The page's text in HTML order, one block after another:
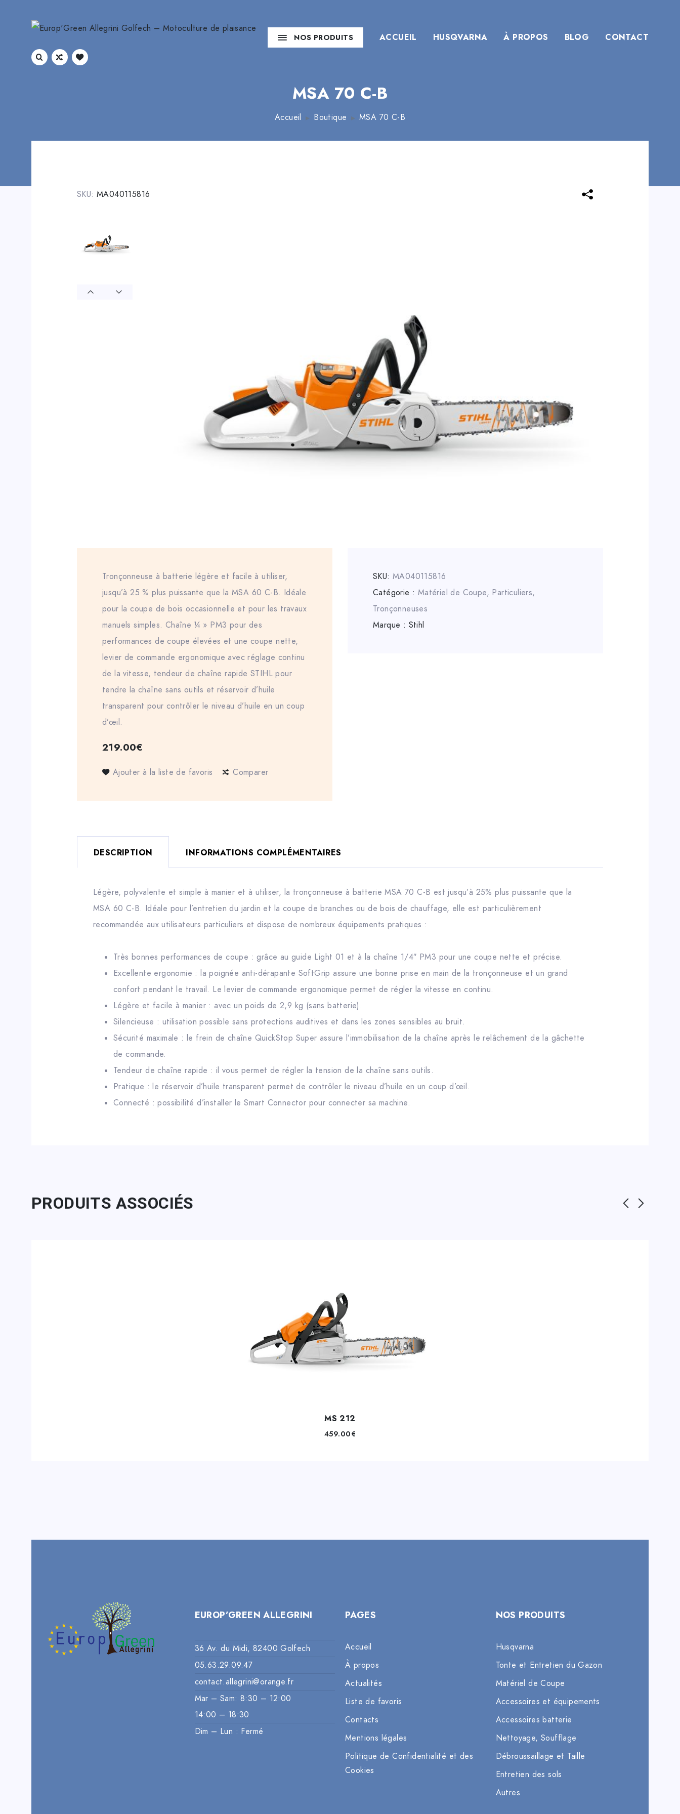
NOS PRODUITS ACCUEIL HUSQVARNA À PROPOS BLOG CONTACT
MSA 70 C-B
Accueil Boutique MSA 70 C-B
SKU: MA040115816
Tronçonneuse à batterie légère et facile à utiliser,
jusqu’à 25 % plus puissante que la MSA 60 C-B. Idéale
pour la coupe de bois occasionnelle et pour les travaux
manuels simples. Chaîne ¼ » PM3 pour des
performances de coupe élevées et une coupe nette,
levier de commande ergonomique avec réglage continu
de la vitesse, tendeur de chaîne rapide STIHL pour
tendre la chaîne sans outils et réservoir d’huile
transparent pour contrôler le niveau d’huile en un coup
d’œil.
219.00€
Ajouter à la liste de favoris Comparer
SKU: MA040115816
Catégorie : Matériel de Coupe, Particuliers,
Tronçonneuses
Marque : Stihl
DESCRIPTION INFORMATIONS COMPLÉMENTAIRES
Légère, polyvalente et simple à manier et à utiliser, la tronçonneuse à batterie MSA 70 C-B est jusqu’à 25% plus puissante que la
MSA 60 C-B. Idéale pour l’entretien du jardin et la coupe de branches ou de bois de chauffage, elle est particulièrement
recommandée aux utilisateurs particuliers et dispose de nombreux équipements pratiques :
Très bonnes performances de coupe : grâce au guide Light 01 et à la chaîne 1/4″ PM3 pour une coupe nette et précise.
Excellente ergonomie : la poignée anti-dérapante SoftGrip assure une bonne prise en main de la tronçonneuse et un grand
confort pendant le travail. Le levier de commande ergonomique permet de régler la vitesse en continu.
Légère et facile à manier : avec un poids de 2,9 kg (sans batterie).
Silencieuse : utilisation possible sans protections auditives et dans les zones sensibles au bruit.
Sécurité maximale : le frein de chaîne QuickStop Super assure l’immobilisation de la chaîne après le relâchement de la gâchette
de commande.
Tendeur de chaîne rapide : il vous permet de régler la tension de la chaîne sans outils.
Pratique : le réservoir d’huile transparent permet de contrôler le niveau d’huile en un coup d’œil.
Connecté : possibilité d’installer le Smart Connector pour connecter sa machine.
PRODUITS ASSOCIÉS
MS 212
459.00€
EUROP’GREEN ALLEGRINI
36 Av. du Midi, 82400 Golfech
05.63.29.09.47
contact.allegrini@orange.fr
Mar – Sam: 8:30 – 12:00
14:00 – 18:30
Dim – Lun : Fermé
PAGES
Accueil
À propos
Actualités
Liste de favoris
Contacts
Mentions légales
Politique de Confidentialité et des
Cookies
NOS PRODUITS
Husqvarna
Tonte et Entretien du Gazon
Matériel de Coupe
Accessoires et équipements
Accessoires batterie
Nettoyage, Soufflage
Débroussaillage et Taille
Entretien des sols
Autres